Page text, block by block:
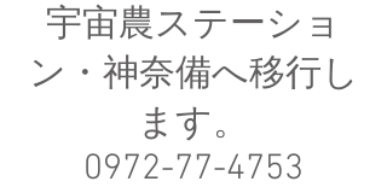
宇宙農ステーショ
ン・神奈備へ移行し
ます。
0972-77-4753